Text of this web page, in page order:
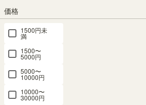
価格
1500円未
満
1500〜
5000円
5000〜
10000円
10000〜
30000円
組立サービス